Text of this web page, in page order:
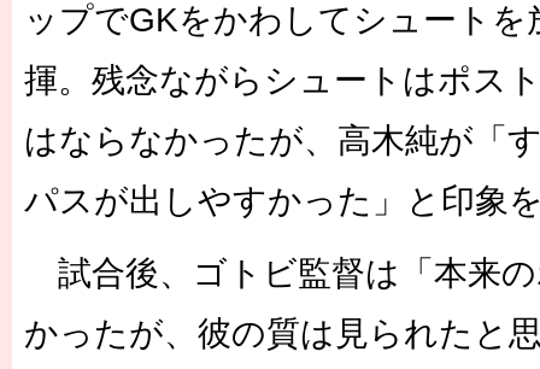
ップでGKをかわしてシュート
揮。残念ながらシュートはポス
はならなかったが、高木純が「
パスが出しやすかった」と印象
試合後、ゴトビ監督は「本来
かったが、彼の質は見られたと